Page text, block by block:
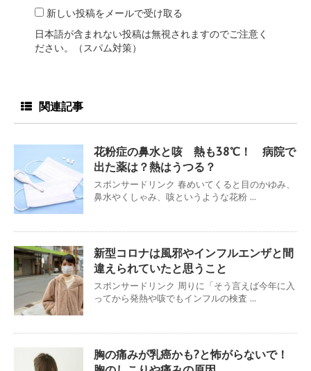
新しい投稿をメールで受け取る
日本語が含まれない投稿は無視されますのでご注意く
ださい。（スパム対策）
関連記事
花粉症の鼻水と咳 熱も38℃！ 病院で
出た薬は？熱はうつる？
スポンサードリンク 春めいてくると目のかゆみ、
鼻水やくしゃみ、咳というような花粉 ...
新型コロナは風邪やインフルエンザと間
違えられていたと思うこと
スポンサードリンク 周りに「そう言えば今年に入
ってから発熱や咳でもインフルの検査 ...
胸の痛みが乳癌かも?と怖がらないで！